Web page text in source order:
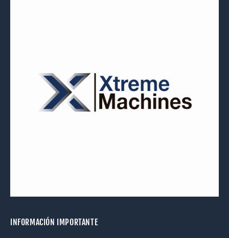
INFORMACIÓN IMPORTANTE